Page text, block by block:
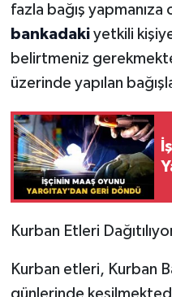
fazla bağış yapmanıza
bankadakiyetkili kişiye
belirtmeniz
üzerinde yapılan
Kurban Etleri
Kurban etleri, Kurban
günlerinde